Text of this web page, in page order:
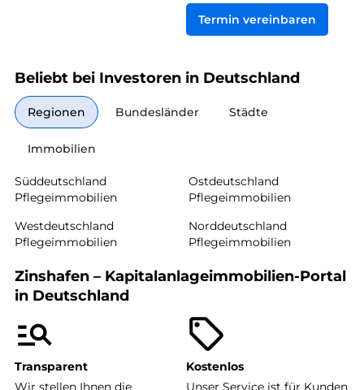
Termin vereinbaren
Beliebt bei Investoren in Deutschland
Regionen Bundesländer Städte
Immobilien
Süddeutschland
Pflegeimmobilien
Ostdeutschland
Pflegeimmobilien
Westdeutschland
Pflegeimmobilien
Norddeutschland
Pflegeimmobilien
Zinshafen – Kapitalanlageimmobilien-Portal
in Deutschland
Transparent
Wir stellen Ihnen die
Kostenlos
Unser Service ist für Kunden